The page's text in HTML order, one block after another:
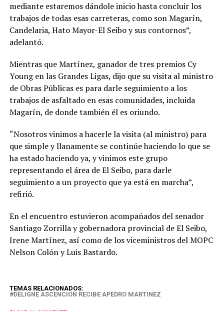
mediante estaremos dándole inicio hasta concluir los
trabajos de todas esas carreteras, como son Magarín,
Candelaria, Hato Mayor-El Seibo y sus contornos”,
adelantó.
Mientras que Martínez, ganador de tres premios Cy
Young en las Grandes Ligas, dijo que su visita al ministro
de Obras Públicas es para darle seguimiento a los
trabajos de asfaltado en esas comunidades, incluida
Magarín, de donde también él es oriundo.
“Nosotros vinimos a hacerle la visita (al ministro) para
que simple y llanamente se continúe haciendo lo que se
ha estado haciendo ya, y vinimos este grupo
representando el área de El Seibo, para darle
seguimiento a un proyecto que ya está en marcha”,
refirió.
En el encuentro estuvieron acompañados del senador
Santiago Zorrilla y gobernadora provincial de El Seibo,
Irene Martínez, así como de los viceministros del MOPC
Nelson Colón y Luis Bastardo.
TEMAS RELACIONADOS:
DELIGNE ASCENCION RECIBE APEDRO MARTINEZ